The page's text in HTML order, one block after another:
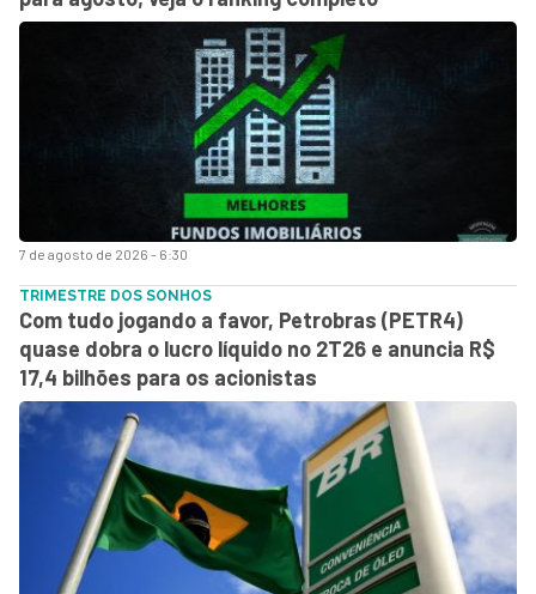
7 de agosto de 2026 - 6:30
TRIMESTRE DOS SONHOS
Com tudo jogando a favor, Petrobras (PETR4)
quase dobra o lucro líquido no 2T26 e anuncia R$
17,4 bilhões para os acionistas